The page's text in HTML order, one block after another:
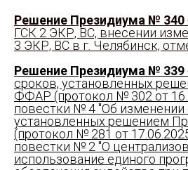
Решение Президиума № 340
ГСК 2 ЭКР, ВС, внесении
3 ЭКР, ВС в г. Челябинск,
Решение Президиума № 339
сроков, установленных
ФФАР (протокол № 302 от
повестки № 4 "Об изменении
установленных решением
(протокол № 281 от
повестки № 2 "О
использование единого